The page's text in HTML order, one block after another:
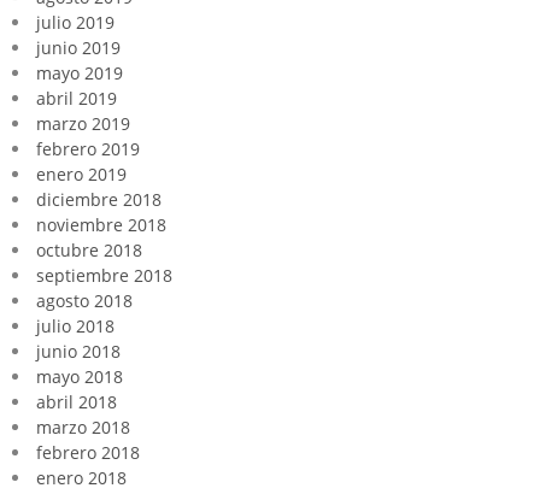
julio 2019
junio 2019
mayo 2019
abril 2019
marzo 2019
febrero 2019
enero 2019
diciembre 2018
noviembre 2018
octubre 2018
septiembre 2018
agosto 2018
julio 2018
junio 2018
mayo 2018
abril 2018
marzo 2018
febrero 2018
enero 2018